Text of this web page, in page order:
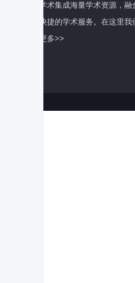
百度学术集成海量学术资源，
全面快捷的学术服务。在这里
了解更多>>